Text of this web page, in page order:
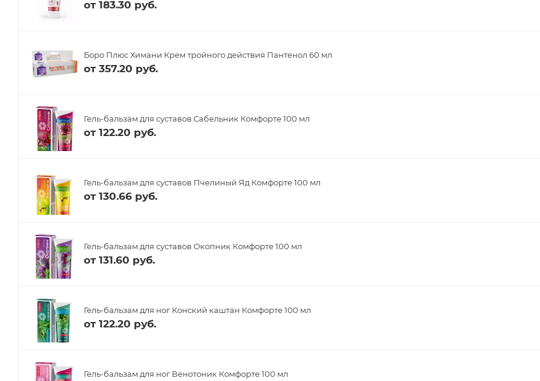
от 183.30 руб.
Боро Плюс Химани Крем тройного действия Пантенол 60 мл
от 357.20 руб.
Гель-бальзам для суставов Сабельник Комфорте 100 мл
от 122.20 руб.
Гель-бальзам для суставов Пчелиный Яд Комфорте 100 мл
от 130.66 руб.
Гель-бальзам для суставов Окопник Комфорте 100 мл
от 131.60 руб.
Гель-бальзам для ног Конский каштан Комфорте 100 мл
от 122.20 руб.
Гель-бальзам для ног Венотоник Комфорте 100 мл